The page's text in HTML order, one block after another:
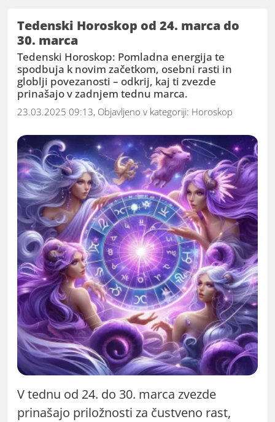
Tedenski Horoskop od 24. marca do
30. marca
Tedenski Horoskop: Pomladna energija te
spodbuja k novim začetkom, osebni rasti in
globlji povezanosti – odkrij, kaj ti zvezde
prinašajo v zadnjem tednu marca.
23.03.2025 09:13, Objavljeno v kategoriji: Horoskop
V tednu od 24. do 30. marca zvezde
prinašajo priložnosti za čustveno rast,